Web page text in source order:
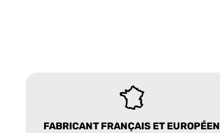
FABRICANT FRANÇAIS ET EUROPÉEN